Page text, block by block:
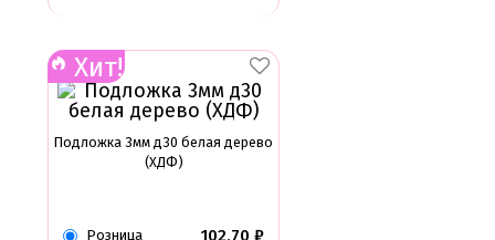
Хит!
Подложка 3мм д30 белая дерево
(ХДФ)
Розница 102,70 ₽